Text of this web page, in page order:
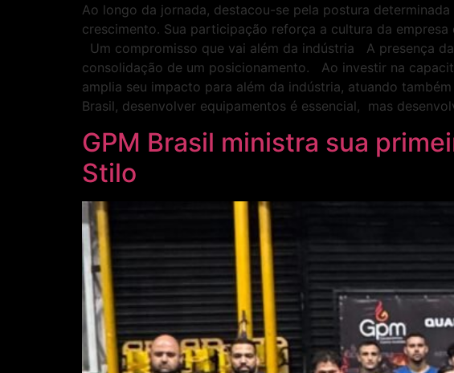
Ao longo da jornada, destacou-se pela postura
crescimento. Sua participação reforça a cultura da
Um compromisso que vai além da indústria A presença
consolidação de um posicionamento. Ao investir na
amplia seu impacto para além da indústria, atuando
Brasil, desenvolver equipamentos é essencial, mas
GPM Brasil ministra sua
Stilo